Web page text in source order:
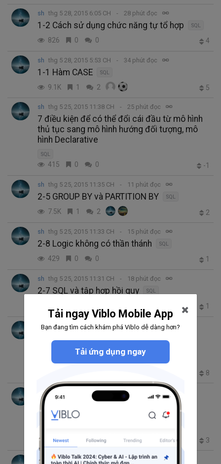
sh thg 5 28, 2015 6:05 CH 28 phút đọc
1-2 Cách sử dụng chức năng tự tổ hợp SQL
826 0 0 4
sh thg 5 28, 2015 5:53 CH 34 phút đọc
1-1 Hàm CASE SQL
9.1K 1 2 5
sh thg 5 25, 2015 11:38 CH 25 phút đọc
7 điều kiện để có thể đổi cái đầu từ mô hình
thủ tục sang mô hình hướng đối tượng, mô
hình Declarative
SQL
415 0 0 -1
sh thg 5 25, 2015 11:35 CH 11 phút đọc
2-5 GROUP BY và PARTITION BY SQL
7.5K 1 2 2
sh thg 5 25, 2015 11:33 CH 15 phút đọc
2-8 Logic không có thần thánh SQL
429 0 0 1
sh thg 5 25, 2015 11:31 CH 18 phút đọc
2-7 SQL và tập hợp hồi quy SQL
1
sh
Trending thg 8 2, 2022 3:30 CH
2-5 GROUP BY và PARTITION BY
8
sh thg 5 21, 2015 7:29 CH 30 phút đọc
1-11 Làm nhanh hơn những thao tác trong
SQL
5.6K 0 3
sh thg 5 18, 2015 4:38 CH 23 phút đọc
Tải ngay Viblo Mobile App
Bạn đang tìm cách khám phá Viblo dễ dàng hơn?
Tải ứng dụng ngay